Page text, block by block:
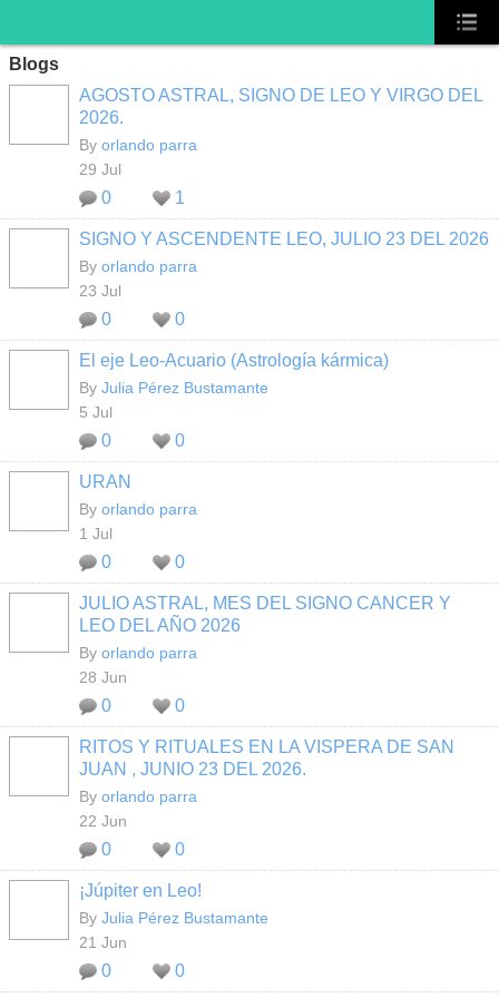
Blogs
AGOSTO ASTRAL, SIGNO DE LEO Y VIRGO DEL
2026.
By orlando parra
29 Jul
0 1
SIGNO Y ASCENDENTE LEO, JULIO 23 DEL 2026
By orlando parra
23 Jul
0 0
El eje Leo-Acuario (Astrología kármica)
By Julia Pérez Bustamante
5 Jul
0 0
URAN
By orlando parra
1 Jul
0 0
JULIO ASTRAL, MES DEL SIGNO CANCER Y
LEO DEL AÑO 2026
By orlando parra
28 Jun
0 0
RITOS Y RITUALES EN LA VISPERA DE SAN
JUAN , JUNIO 23 DEL 2026.
By orlando parra
22 Jun
0 0
¡Júpiter en Leo!
By Julia Pérez Bustamante
21 Jun
0 0